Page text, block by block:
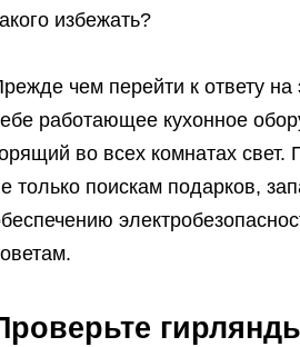
избежать?
чем перейти к ответу на
работающее кухонное
во всех комнатах
только поискам подарков,